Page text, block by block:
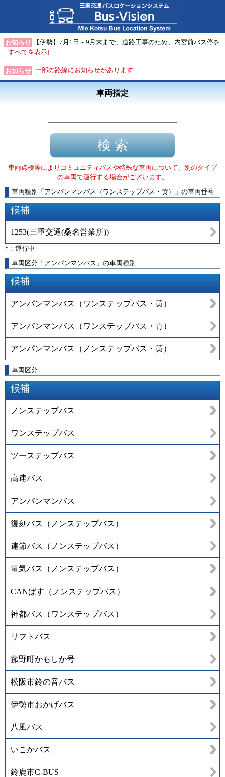
お知らせ
【伊勢】7月1日～9月末まで、道路工事のため、内宮前バス停を
[すべてを表示]
お知らせ 一部の路線にお知らせがあります
車両指定
車両点検等によりコミュニティバスや特殊な車両について、別のタイプ
の車両で運行する場合がございます。
車両種別
「 アンパンマンバス（ワンステップバス・黄） 」 の車両番号
候補
1253(三重交通(桑名営業所))
*：運行中
車両区分「アンパンマンバス」の車両種別
候補
アンパンマンバス（ワンステップバス・黄）
アンパンマンバス（ワンステップバス・青）
アンパンマンバス（ノンステップバス・黄）
車両区分
候補
ノンステップバス
ワンステップバス
ツーステップバス
高速バス
アンパンマンバス
復刻バス（ノンステップバス）
連節バス（ノンステップバス）
電気バス（ノンステップバス）
CANばす（ノンステップバス）
神都バス（ワンステップバス）
リフトバス
菰野町かもしか号
松阪市鈴の音バス
伊勢市おかげバス
八風バス
いこかバス
鈴鹿市C-BUS